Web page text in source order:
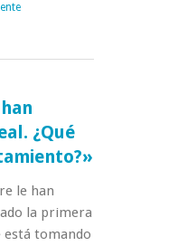
¿Qué
le han
la primera
está tomando